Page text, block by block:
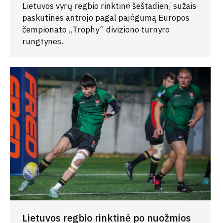
Lietuvos vyrų regbio rinktinė šeštadienį sužais
paskutines antrojo pagal pajėgumą Europos
čempionato „Trophy“ diviziono turnyro
rungtynes.
Lietuvos regbio rinktinė po nuožmios